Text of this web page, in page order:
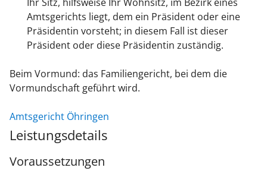
Amtsgerichts liegt, dem ein Präsident oder eine
Präsidentin vorsteht; in diesem Fall ist dieser
Präsident oder diese Präsidentin zuständig.
Beim Vormund: das Familiengericht, bei dem die
Vormundschaft geführt wird.
Amtsgericht Öhringen
Leistungsdetails
Voraussetzungen